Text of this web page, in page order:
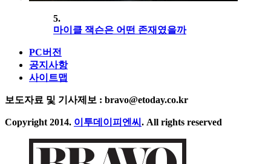
5.
마이클 잭슨은 어떤 존재였을까
PC버전
공지사항
사이트맵
보도자료 및 기사제보 : bravo@etoday.co.kr
Copyright 2014. 이투데이피엔씨 . All rights reserved